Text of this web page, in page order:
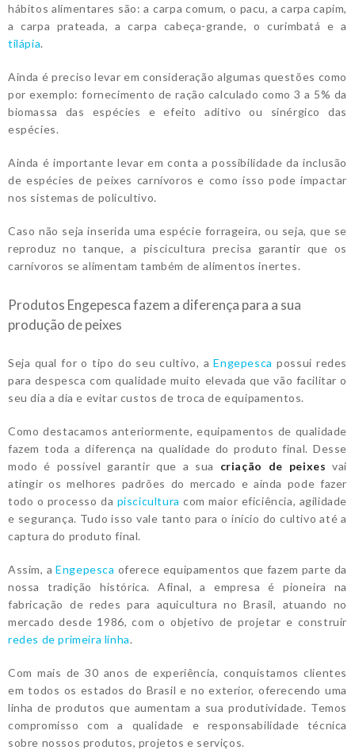
hábitos alimentares são: a carpa comum, o pacu, a carpa capim,
a carpa prateada, a carpa cabeça-grande, o curimbatá e a
tilápia.
Ainda é preciso levar em consideração algumas questões como
por exemplo: fornecimento de ração calculado como 3 a 5% da
biomassa das espécies e efeito aditivo ou sinérgico das
espécies.
Ainda é importante levar em conta a possibilidade da inclusão
de espécies de peixes carnívoros e como isso pode impactar
nos sistemas de policultivo.
Caso não seja inserida uma espécie forrageira, ou seja, que se
reproduz no tanque, a piscicultura precisa garantir que os
carnívoros se alimentam também de alimentos inertes.
Produtos Engepesca fazem a diferença para a sua
produção de peixes
Seja qual for o tipo do seu cultivo, aEngepesca possui redes
para despesca com qualidade muito elevada que vão facilitar o
seu dia a dia e evitar custos de troca de equipamentos.
Como destacamos anteriormente, equipamentos de qualidade
fazem toda a diferença na qualidade do produto final. Desse
modo é possível garantir que a sua criação de peixes vai
atingir os melhores padrões do mercado e ainda pode fazer
todo o processo da piscicultura com maior eficiência, agilidade
e segurança. Tudo isso vale tanto para o início do cultivo até a
captura do produto final.
Assim, aEngepesca oferece equipamentos que fazem parte da
nossa tradição histórica. Afinal, a empresa é pioneira na
fabricação de redes para aquicultura no Brasil, atuando no
mercado desde 1986, com o objetivo de projetar e construir
redes de primeira linha.
Com mais de 30 anos de experiência, conquistamos clientes
em todos os estados do Brasil e no exterior, oferecendo uma
linha de produtos que aumentam a sua produtividade. Temos
compromisso com a qualidade e responsabilidade técnica
sobre nossos produtos, projetos e serviços.